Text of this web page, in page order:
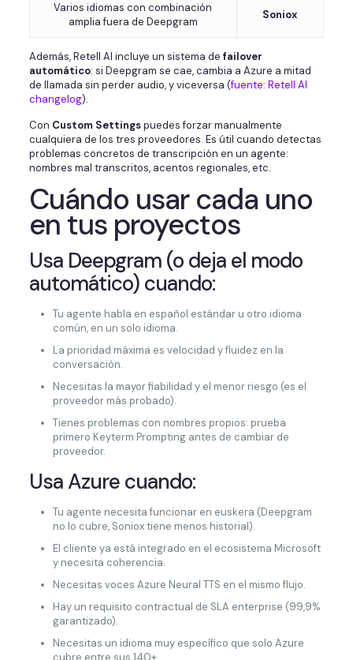
Varios idiomas con combinación
amplia fuera de Deepgram
Soniox
Además, Retell AI incluye un sistema de failover
automático: si Deepgram se cae, cambia a Azure a mitad
de llamada sin perder audio, y viceversa (fuente: Retell AI
changelog).
Con Custom Settingspuedes forzar manualmente
cualquiera de los tres proveedores. Es útil cuando detectas
problemas concretos de transcripción en un agente:
nombres mal transcritos, acentos regionales, etc.
Cuándo usar cada uno
en tus proyectos
Usa Deepgram (o deja el modo
automático) cuando:
Tu agente habla en español estándar u otro idioma
común, en un solo idioma.
La prioridad máxima es velocidad y fluidez en la
conversación.
Necesitas la mayor fiabilidad y el menor riesgo (es el
proveedor más probado).
Tienes problemas con nombres propios: prueba
primero Keyterm Prompting antes de cambiar de
proveedor.
Usa Azure cuando:
Tu agente necesita funcionar en euskera (Deepgram
no lo cubre, Soniox tiene menos historial).
El cliente ya está integrado en el ecosistema Microsoft
y necesita coherencia.
Necesitas voces Azure Neural TTS en el mismo flujo.
Hay un requisito contractual de SLA enterprise (99,9%
garantizado).
Necesitas un idioma muy específico que solo Azure